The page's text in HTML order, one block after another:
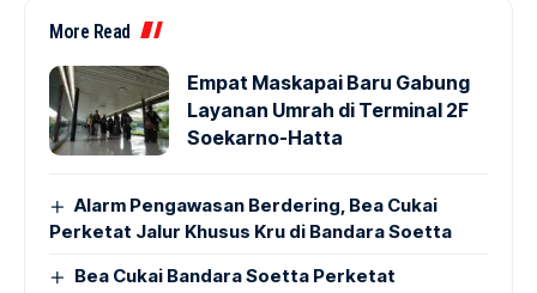
More Read
Empat Maskapai Baru Gabung
Layanan Umrah di Terminal 2F
Soekarno-Hatta
Alarm Pengawasan Berdering, Bea Cukai
Perketat Jalur Khusus Kru di Bandara Soetta
Bea Cukai Bandara Soetta Perketat